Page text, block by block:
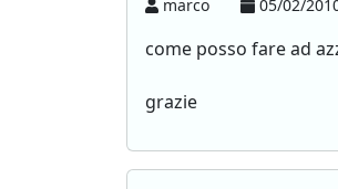
marco 05/02/
come posso fare ad
grazie